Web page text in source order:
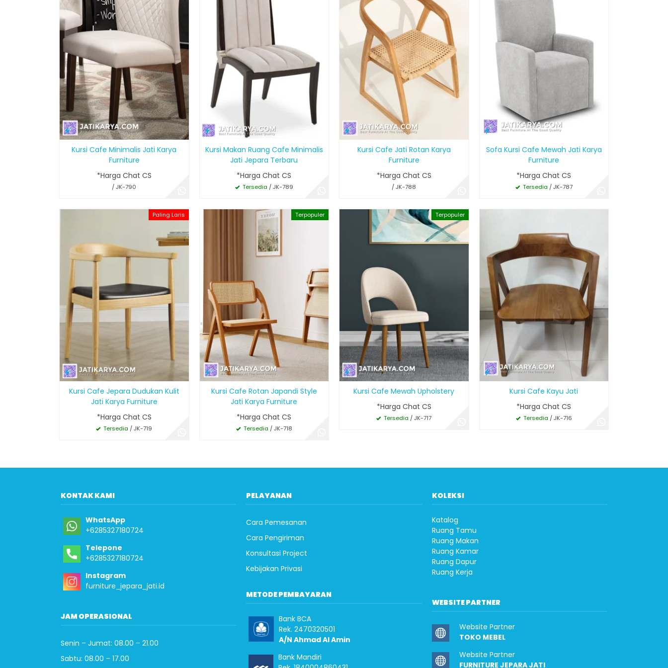
Kursi Cafe Minimalis Jati Karya
Furniture
*Harga Chat CS
/ JK-790
Kursi Makan Ruang Cafe Minimalis
Jati Jepara Terbaru
*Harga Chat CS
Tersedia / JK-789
Kursi Cafe Jati Rotan Karya
Furniture
*Harga Chat CS
/ JK-788
Sofa Kursi Cafe Mewah Jati Karya
Furniture
*Harga Chat CS
Tersedia / JK-787
Paling Laris
Kursi Cafe Jepara Dudukan Kulit
Jati Karya Furniture
*Harga Chat CS
Tersedia / JK-719
Terpopuler
Kursi Cafe Rotan Japandi Style
Jati Karya Furniture
*Harga Chat CS
Tersedia / JK-718
Terpopuler
Kursi Cafe Mewah Upholstery
*Harga Chat CS
Tersedia / JK-717
Kursi Cafe Kayu Jati
*Harga Chat CS
Tersedia / JK-716
KONTAK KAMI
WhatsApp
+6285327180724
Telepone
+6285327180724
Instagram
furniture_jepara_jati.id
JAM OPERASIONAL
Senin – Jumat: 08.00 – 21.00
Sabtu: 08.00 – 17.00
PELAYANAN
Cara Pemesanan
Cara Pengiriman
Konsultasi Project
Kebijakan Privasi
METODE PEMBAYARAN
Bank BCA
Rek. 2470320501
A/N Ahmad Al Amin
Bank Mandiri
KOLEKSI
Katalog
Ruang Tamu
Ruang Makan
Ruang Kamar
Ruang Dapur
Ruang Kerja
WEBSITE PARTNER
Website Partner
TOKO MEBEL
Website Partner
FURNITURE JEPARA JATI